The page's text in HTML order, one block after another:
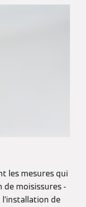
les mesures qui
moisissures -
de